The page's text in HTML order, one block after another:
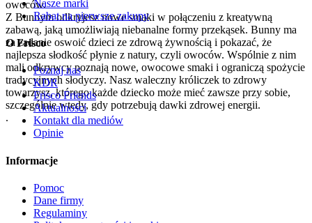
owoców.
Z Bunnym odkryjesz nowe smaki w połączeniu z kreatywną
zabawą, jaką umożliwiają niebanalne formy przekąsek. Bunny ma
za zadanie oswoić dzieci ze zdrową żywnością i pokazać, że
najlepsza słodkość płynie z natury, czyli owoców. Wspólnie z nim
mali odkrywcy poznają nowe, owocowe smaki i ograniczą spożycie
tradycyjnych słodyczy. Nasz waleczny króliczek to zdrowy
towarzysz, którego każde dziecko może mieć zawsze przy sobie,
szczególnie wtedy, gdy potrzebują dawki zdrowej energii.
.
Nasze marki
Rabat na pierwsze zakupy
O Frisco
Poznaj nas
KDR
Frisco Friends
Aktualności
Kontakt dla mediów
Opinie
Informacje
Pomoc
Dane firmy
Regulaminy